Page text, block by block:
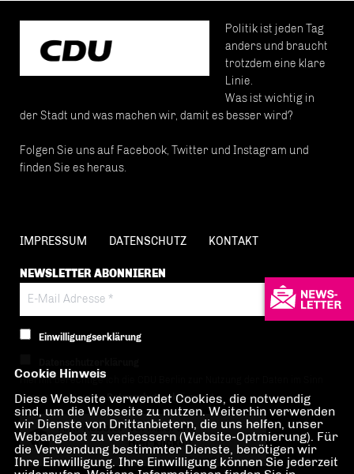
Politik ist jeden Tag
anders und braucht
trotzdem eine klare
Linie.
Was ist wichtig in
der Stadt und was machen wir, damit es besser wird?
Folgen Sie uns auf Facebook, Twitter und Instagram und
finden Sie es heraus.
IMPRESSUM DATENSCHUTZ KONTAKT
NEWSLETTER ABONNIEREN
Einwilligungserklärung
Hiermit berechtige ich die CDU Berlin zur Nutzung der Daten im Sinn
der nachfolgenden Datenschutzerklärung.*
Anti-Roboter-Verifizierung
Hier klicken
Friendly Captcha ⇗
Cookie Hinweis
Diese Webseite verwendet Cookies, die notwendig
sind, um die Webseite zu nutzen. Weiterhin verwenden
wir Dienste von Drittanbietern, die uns helfen, unser
Webangebot zu verbessern (Website-Optmierung). Für
die Verwendung bestimmter Dienste, benötigen wir
Ihre Einwilligung. Ihre Einwilligung können Sie jederzeit